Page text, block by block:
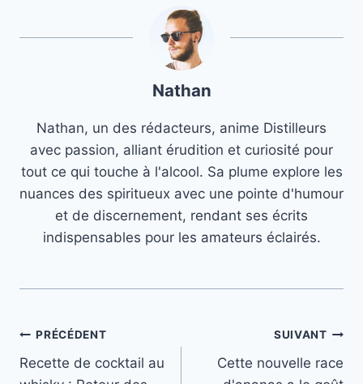
Nathan
Nathan, un des rédacteurs, anime Distilleurs
avec passion, alliant érudition et curiosité pour
tout ce qui touche à l'alcool. Sa plume explore les
nuances des spiritueux avec une pointe d'humour
et de discernement, rendant ses écrits
indispensables pour les amateurs éclairés.
Navigation
de
PRÉCÉDENT
Recette de cocktail au
SUIVANT
Cette nouvelle race